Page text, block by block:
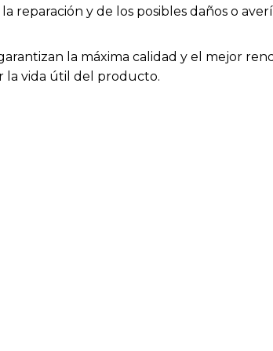
reparación y de los posibles daños o
la máxima calidad y el mejor
la vida útil del producto.